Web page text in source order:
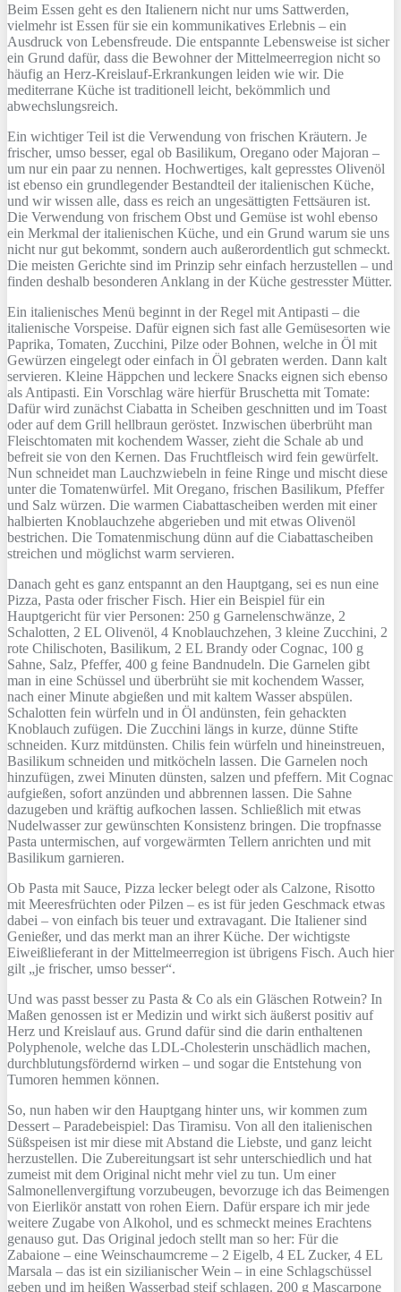
Beim Essen geht es den Italienern nicht nur ums Sattwerden,
vielmehr ist Essen für sie ein kommunikatives Erlebnis – ein
Ausdruck von Lebensfreude. Die entspannte Lebensweise ist sicher
ein Grund dafür, dass die Bewohner der Mittelmeerregion nicht so
häufig an Herz-Kreislauf-Erkrankungen leiden wie wir. Die
mediterrane Küche ist traditionell leicht, bekömmlich und
abwechslungsreich.
Ein wichtiger Teil ist die Verwendung von frischen Kräutern. Je
frischer, umso besser, egal ob Basilikum, Oregano oder Majoran –
um nur ein paar zu nennen. Hochwertiges, kalt gepresstes Olivenöl
ist ebenso ein grundlegender Bestandteil der italienischen Küche,
und wir wissen alle, dass es reich an ungesättigten Fettsäuren ist.
Die Verwendung von frischem Obst und Gemüse ist wohl ebenso
ein Merkmal der italienischen Küche, und ein Grund warum sie uns
nicht nur gut bekommt, sondern auch außerordentlich gut schmeckt.
Die meisten Gerichte sind im Prinzip sehr einfach herzustellen – und
finden deshalb besonderen Anklang in der Küche gestresster Mütter.
Ein italienisches Menü beginnt in der Regel mit Antipasti – die
italienische Vorspeise. Dafür eignen sich fast alle Gemüsesorten wie
Paprika, Tomaten, Zucchini, Pilze oder Bohnen, welche in Öl mit
Gewürzen eingelegt oder einfach in Öl gebraten werden. Dann kalt
servieren. Kleine Häppchen und leckere Snacks eignen sich ebenso
als Antipasti. Ein Vorschlag wäre hierfür Bruschetta mit Tomate:
Dafür wird zunächst Ciabatta in Scheiben geschnitten und im Toast
oder auf dem Grill hellbraun geröstet. Inzwischen überbrüht man
Fleischtomaten mit kochendem Wasser, zieht die Schale ab und
befreit sie von den Kernen. Das Fruchtfleisch wird fein gewürfelt.
Nun schneidet man Lauchzwiebeln in feine Ringe und mischt diese
unter die Tomatenwürfel. Mit Oregano, frischen Basilikum, Pfeffer
und Salz würzen. Die warmen Ciabattascheiben werden mit einer
halbierten Knoblauchzehe abgerieben und mit etwas Olivenöl
bestrichen. Die Tomatenmischung dünn auf die Ciabattascheiben
streichen und möglichst warm servieren.
Danach geht es ganz entspannt an den Hauptgang, sei es nun eine
Pizza, Pasta oder frischer Fisch. Hier ein Beispiel für ein
Hauptgericht für vier Personen: 250 g Garnelenschwänze, 2
Schalotten, 2 EL Olivenöl, 4 Knoblauchzehen, 3 kleine Zucchini, 2
rote Chilischoten, Basilikum, 2 EL Brandy oder Cognac, 100 g
Sahne, Salz, Pfeffer, 400 g feine Bandnudeln. Die Garnelen gibt
man in eine Schüssel und überbrüht sie mit kochendem Wasser,
nach einer Minute abgießen und mit kaltem Wasser abspülen.
Schalotten fein würfeln und in Öl andünsten, fein gehackten
Knoblauch zufügen. Die Zucchini längs in kurze, dünne Stifte
schneiden. Kurz mitdünsten. Chilis fein würfeln und hineinstreuen,
Basilikum schneiden und mitköcheln lassen. Die Garnelen noch
hinzufügen, zwei Minuten dünsten, salzen und pfeffern. Mit Cognac
aufgießen, sofort anzünden und abbrennen lassen. Die Sahne
dazugeben und kräftig aufkochen lassen. Schließlich mit etwas
Nudelwasser zur gewünschten Konsistenz bringen. Die tropfnasse
Pasta untermischen, auf vorgewärmten Tellern anrichten und mit
Basilikum garnieren.
Ob Pasta mit Sauce, Pizza lecker belegt oder als Calzone, Risotto
mit Meeresfrüchten oder Pilzen – es ist für jeden Geschmack etwas
dabei – von einfach bis teuer und extravagant. Die Italiener sind
Genießer, und das merkt man an ihrer Küche. Der wichtigste
Eiweißlieferant in der Mittelmeerregion ist übrigens Fisch. Auch hier
gilt „je frischer, umso besser“.
Und was passt besser zu Pasta & Co als ein Gläschen Rotwein? In
Maßen genossen ist er Medizin und wirkt sich äußerst positiv auf
Herz und Kreislauf aus. Grund dafür sind die darin enthaltenen
Polyphenole, welche das LDL-Cholesterin unschädlich machen,
durchblutungsfördernd wirken – und sogar die Entstehung von
Tumoren hemmen können.
So, nun haben wir den Hauptgang hinter uns, wir kommen zum
Dessert – Paradebeispiel: Das Tiramisu. Von all den italienischen
Süßspeisen ist mir diese mit Abstand die Liebste, und ganz leicht
herzustellen. Die Zubereitungsart ist sehr unterschiedlich und hat
zumeist mit dem Original nicht mehr viel zu tun. Um einer
Salmonellenvergiftung vorzubeugen, bevorzuge ich das Beimengen
von Eierlikör anstatt von rohen Eiern. Dafür erspare ich mir jede
weitere Zugabe von Alkohol, und es schmeckt meines Erachtens
genauso gut. Das Original jedoch stellt man so her: Für die
Zabaione – eine Weinschaumcreme – 2 Eigelb, 4 EL Zucker, 4 EL
Marsala – das ist ein sizilianischer Wein – in eine Schlagschüssel
geben und im heißen Wasserbad steif schlagen. 200 g Mascarpone